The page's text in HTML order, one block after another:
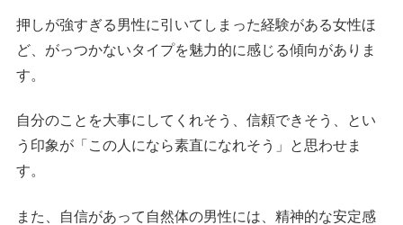
押しが強すぎる男性に引いてしまった経験がある女性ほ
ど、がっつかないタイプを魅力的に感じる傾向がありま
す。
自分のことを大事にしてくれそう、信頼できそう、とい
う印象が「この人になら素直になれそう」と思わせま
す。
また、自信があって自然体の男性には、精神的な安定感